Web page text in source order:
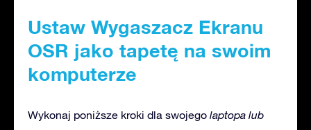
Ustaw Wygaszacz Ekranu
OSR jako tapetę na swoim
komputerze
Wykonaj poniższe kroki dla swojego laptopa lub